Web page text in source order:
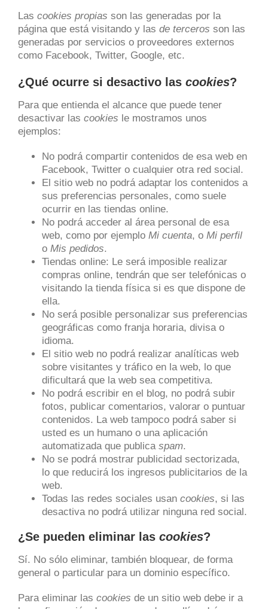
Las cookies propias son las generadas por la
página que está visitando y las de terceros son las
generadas por servicios o proveedores externos
como Facebook, Twitter, Google, etc.
¿Qué ocurre si desactivo las cookies?
Para que entienda el alcance que puede tener
desactivar las cookies le mostramos unos
ejemplos:
No podrá compartir contenidos de esa web en
Facebook, Twitter o cualquier otra red social.
El sitio web no podrá adaptar los contenidos a
sus preferencias personales, como suele
ocurrir en las tiendas online.
No podrá acceder al área personal de esa
web, como por ejemplo Mi cuenta, o Mi perfil
o Mis pedidos.
Tiendas online: Le será imposible realizar
compras online, tendrán que ser telefónicas o
visitando la tienda física si es que dispone de
ella.
No será posible personalizar sus preferencias
geográficas como franja horaria, divisa o
idioma.
El sitio web no podrá realizar analíticas web
sobre visitantes y tráfico en la web, lo que
dificultará que la web sea competitiva.
No podrá escribir en el blog, no podrá subir
fotos, publicar comentarios, valorar o puntuar
contenidos. La web tampoco podrá saber si
usted es un humano o una aplicación
automatizada que publica spam.
No se podrá mostrar publicidad sectorizada,
lo que reducirá los ingresos publicitarios de la
web.
Todas las redes sociales usan cookies, si las
desactiva no podrá utilizar ninguna red social.
¿Se pueden eliminar las cookies?
Sí. No sólo eliminar, también bloquear, de forma
general o particular para un dominio específico.
Para eliminar las cookies de un sitio web debe ir a